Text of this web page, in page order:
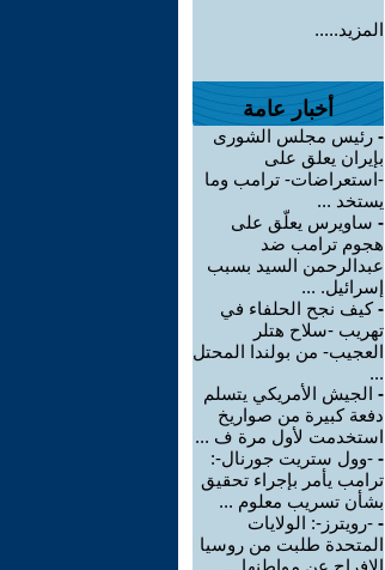
المزيد.....
أخبار عامة
- رئيس مجلس الشورى
بإيران يعلق على
-استعراضات- ترامب وما
يستخد ...
- ساويرس يعلّق على
هجوم ترامب ضد
عبدالرحمن السيد بسبب
إسرائيل. ...
-كيف نجح الحلفاء في
تهريب -سلاح هتلر
العجيب- من بولندا المحتل
...
- الجيش الأمريكي يتسلم
دفعة كبيرة من صواريخ
استخدمت لأول مرة ف ...
- -وول ستريت جورنال-:
ترامب يأمر بإجراء تحقيق
بشأن تسريب معلوم ...
- -رويترز-: الولايات
المتحدة طلبت من روسيا
الإفراج عن مواطنها ...